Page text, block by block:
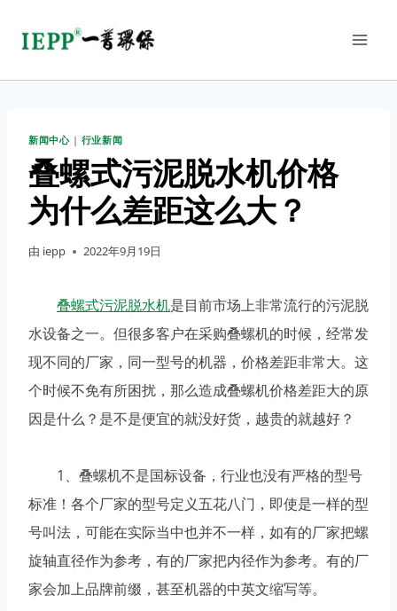
新闻中心| 行业新闻
叠螺式污泥脱水机价格
为什么差距这么大？
由 iepp 2022年9月19日
叠螺式污泥脱水机是目前市场上非常流行的污泥脱
水设备之一。但很多客户在采购叠螺机的时候，经常发
现不同的厂家，同一型号的机器，价格差距非常大。这
个时候不免有所困扰，那么造成叠螺机价格差距大的原
因是什么？是不是便宜的就没好货，越贵的就越好？
1、叠螺机不是国标设备，行业也没有严格的型号
标准！各个厂家的型号定义五花八门，即使是一样的型
号叫法，可能在实际当中也并不一样，如有的厂家把螺
旋轴直径作为参考，有的厂家把内径作为参考。有的厂
家会加上品牌前缀，甚至机器的中英文缩写等。